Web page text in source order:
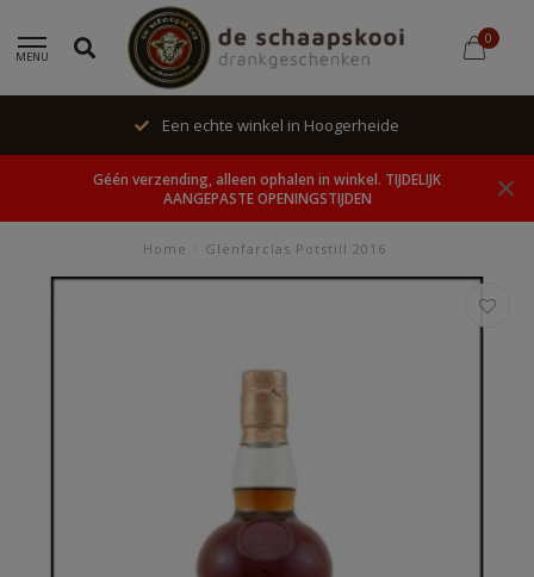
MENU
0
Een echte winkel in Hoogerheide
Géén verzending, alleen ophalen in winkel. TIJDELIJK
AANGEPASTE OPENINGSTIJDEN
Home Glenfarclas Potstill 2016